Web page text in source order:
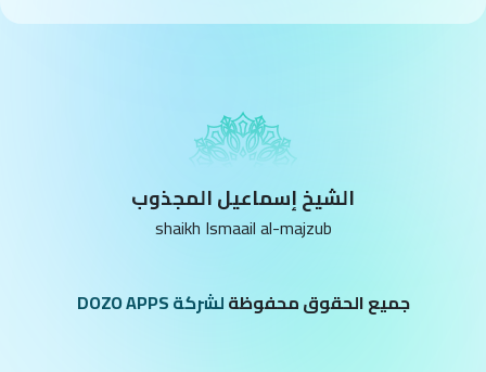
الشيخ إسماعيل المجذوب
shaikh Ismaail al-majzub
جميع الحقوق محفوظةلشركة DOZO APPS